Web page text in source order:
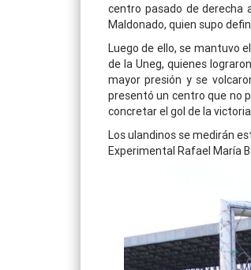
centro pasado de derecha
Maldonado, quien supo
Luego de ello, se mantuvo
de la Uneg, quienes
mayor presión y se
presentó un centro que no
concretar el gol de la
Los ulandinos se medirán
Experimental Rafael María